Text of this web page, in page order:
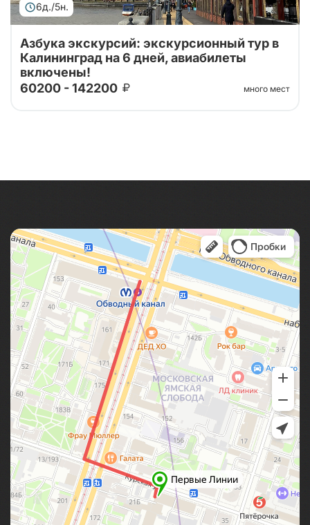
6д./5н.
Азбука экскурсий: экскурсионный тур в
Калининград на 6 дней, авиабилеты
включены!
60200 - 142200
много мест